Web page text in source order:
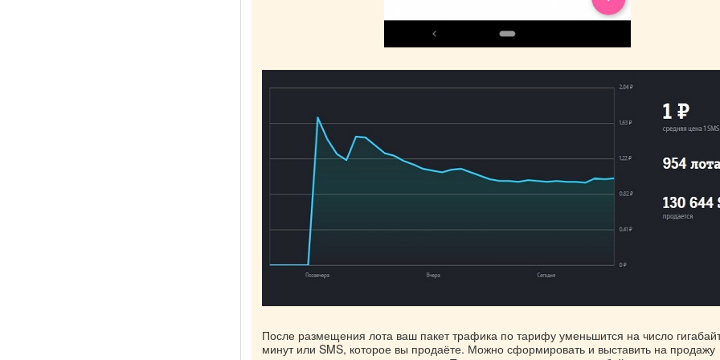
После размещения лота ваш пакет трафика по тарифу уменьшится на число
минут или SMS, которое вы продаёте. Можно сформировать и выставить на продажу